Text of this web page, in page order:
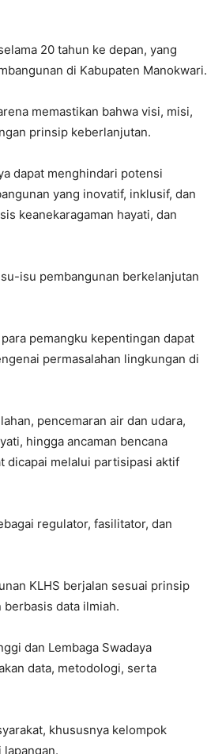
20 tahun ke depan, yang
di Kabupaten Manokwari.
memastikan bahwa visi, misi,
prinsip keberlanjutan.
dapat menghindari potensi
yang inovatif, inklusif, dan
keanekaragaman hayati, dan
isu pembangunan berkelanjutan
pemangku kepentingan dapat
permasalahan lingkungan di
pencemaran air dan udara,
hingga ancaman bencana
dicapai melalui partisipasi aktif
regulator, fasilitator, dan
KLHS berjalan sesuai prinsip
data ilmiah.
dan Lembaga Swadaya
data, metodologi, serta
khususnya kelompok